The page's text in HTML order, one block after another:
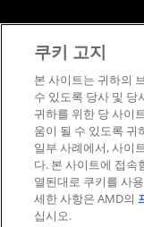
이사위원회
거버넌스 문서
SEC 신고서
쿠키 고지
본 사이트는 귀하의
수 있도록 당사 및 당
귀하를 위한 당 사이
움이 될 수 있도록 귀
일부 사례에서, 사이
다. 본 사이트에 접속
열된대로 쿠키를 사
세한 사항은 AMD의
십시오.